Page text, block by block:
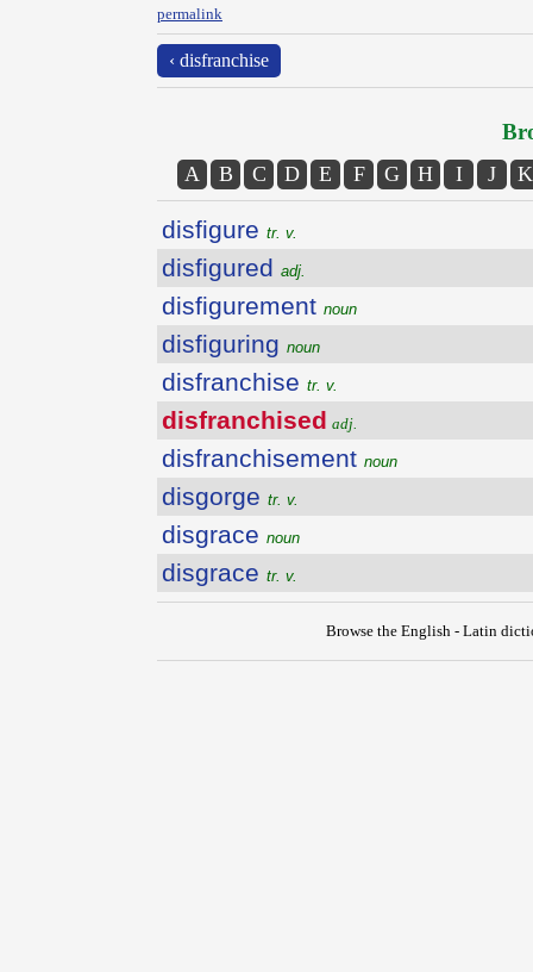
permalink
‹ disfranchise
A B C D E F G H I J K
disfigure tr. v.
disfigured adj.
disfigurement noun
disfiguring noun
disfranchise tr. v.
disfranchised adj.
disfranchisement noun
disgorge tr. v.
disgrace noun
disgrace tr. v.
Browse the English - Latin